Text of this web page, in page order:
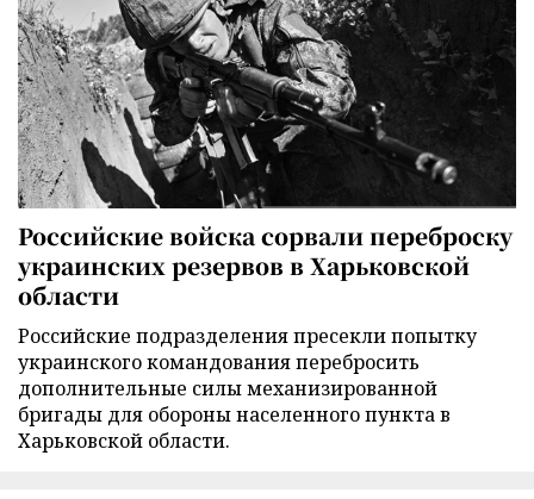
Российские войска сорвали переброску
украинских резервов в Харьковской
области
Российские подразделения пресекли попытку
украинского командования перебросить
дополнительные силы механизированной
бригады для обороны населенного пункта в
Харьковской области.